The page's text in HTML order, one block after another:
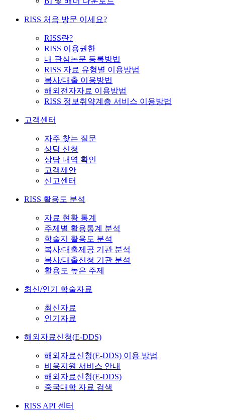
RISS 처음 방문 이세요?
RISS란?
RISS 이용권한
내 관심논문 등록방법
RISS 자료 유형별 이용방법
복사/대출 이용방법
해외전자자료 이용방법
RISS 정보취약계층 서비스 이용방법
고객센터
자주 찾는 질문
상담 신청
상담 내역 확인
고객제안
신고센터
RISS 활용도 분석
자료 현황 통계
주제별 활용통계 분석
학술지 활용도 분석
복사/대출제공 기관 분석
복사/대출신청 기관 분석
활용도 높은 주제
최신/인기 학술자료
최신자료
인기자료
해외자료신청(E-DDS)
해외자료신청(E-DDS) 이용 방법
비용지원 서비스 안내
해외자료신청(E-DDS)
중국대학 자료 검색
RISS API 센터